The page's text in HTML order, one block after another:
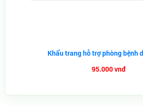
Khẩu trang hỗ trợ phòng bệnh
95.000 vnđ